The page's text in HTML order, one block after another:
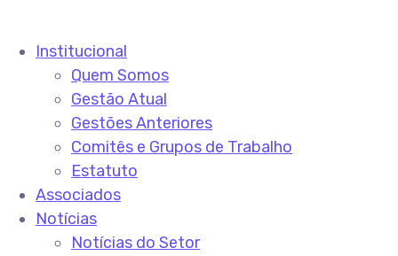
Institucional
Quem Somos
Gestão Atual
Gestões Anteriores
Comitês e Grupos de Trabalho
Estatuto
Associados
Notícias
Notícias do Setor